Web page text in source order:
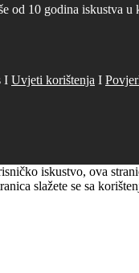
od 10 godina iskustva
I Uvjeti korištenja I
iskustvo, ova
slažete se sa